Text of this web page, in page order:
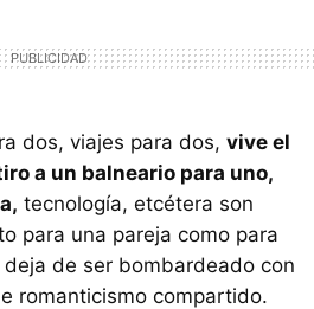
dos, viajes para dos, vive el
a un balneario para uno,
tecnología, etcétera son
para una pareja como para
de ser bombardeado con
romanticismo compartido.